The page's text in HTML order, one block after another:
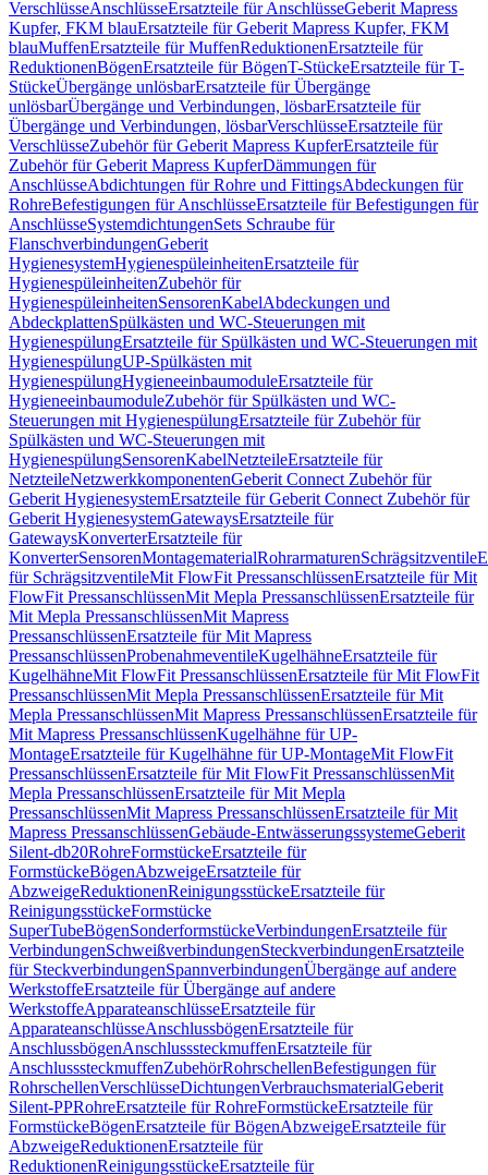
VerschlüsseAnschlüsseErsatzteile für AnschlüsseGeberit Mapress
Kupfer, FKM blauErsatzteile für Geberit Mapress Kupfer, FKM
blauMuffenErsatzteile für MuffenReduktionenErsatzteile für
ReduktionenBögenErsatzteile für BögenT-StückeErsatzteile für T-
StückeÜbergänge unlösbarErsatzteile für Übergänge
unlösbarÜbergänge und Verbindungen, lösbarErsatzteile für
Übergänge und Verbindungen, lösbarVerschlüsseErsatzteile für
VerschlüsseZubehör für Geberit Mapress KupferErsatzteile für
Zubehör für Geberit Mapress KupferDämmungen für
AnschlüsseAbdichtungen für Rohre und FittingsAbdeckungen für
RohreBefestigungen für AnschlüsseErsatzteile für Befestigungen für
AnschlüsseSystemdichtungenSets Schraube für
FlanschverbindungenGeberit
HygienesystemHygienespüleinheitenErsatzteile für
HygienespüleinheitenZubehör für
HygienespüleinheitenSensorenKabelAbdeckungen und
AbdeckplattenSpülkästen und WC-Steuerungen mit
HygienespülungErsatzteile für Spülkästen und WC-Steuerungen mit
HygienespülungUP-Spülkästen mit
HygienespülungHygieneeinbaumoduleErsatzteile für
HygieneeinbaumoduleZubehör für Spülkästen und WC-
Steuerungen mit HygienespülungErsatzteile für Zubehör für
Spülkästen und WC-Steuerungen mit
HygienespülungSensorenKabelNetzteileErsatzteile für
NetzteileNetzwerkkomponentenGeberit Connect Zubehör für
Geberit HygienesystemErsatzteile für Geberit Connect Zubehör für
Geberit HygienesystemGatewaysErsatzteile für
GatewaysKonverterErsatzteile für
KonverterSensorenMontagematerialRohrarmaturenSchrägsitzventile
für SchrägsitzventileMit FlowFit PressanschlüssenErsatzteile für Mit
FlowFit PressanschlüssenMit Mepla PressanschlüssenErsatzteile für
Mit Mepla PressanschlüssenMit Mapress
PressanschlüssenErsatzteile für Mit Mapress
PressanschlüssenProbenahmeventileKugelhähneErsatzteile für
KugelhähneMit FlowFit PressanschlüssenErsatzteile für Mit FlowFit
PressanschlüssenMit Mepla PressanschlüssenErsatzteile für Mit
Mepla PressanschlüssenMit Mapress PressanschlüssenErsatzteile für
Mit Mapress PressanschlüssenKugelhähne für UP-
MontageErsatzteile für Kugelhähne für UP-MontageMit FlowFit
PressanschlüssenErsatzteile für Mit FlowFit PressanschlüssenMit
Mepla PressanschlüssenErsatzteile für Mit Mepla
PressanschlüssenMit Mapress PressanschlüssenErsatzteile für Mit
Mapress PressanschlüssenGebäude-EntwässerungssystemeGeberit
Silent-db20RohreFormstückeErsatzteile für
FormstückeBögenAbzweigeErsatzteile für
AbzweigeReduktionenReinigungsstückeErsatzteile für
ReinigungsstückeFormstücke
SuperTubeBögenSonderformstückeVerbindungenErsatzteile für
VerbindungenSchweißverbindungenSteckverbindungenErsatzteile
für SteckverbindungenSpannverbindungenÜbergänge auf andere
WerkstoffeErsatzteile für Übergänge auf andere
WerkstoffeApparateanschlüsseErsatzteile für
ApparateanschlüsseAnschlussbögenErsatzteile für
AnschlussbögenAnschlusssteckmuffenErsatzteile für
AnschlusssteckmuffenZubehörRohrschellenBefestigungen für
RohrschellenVerschlüsseDichtungenVerbrauchsmaterialGeberit
Silent-PPRohreErsatzteile für RohreFormstückeErsatzteile für
FormstückeBögenErsatzteile für BögenAbzweigeErsatzteile für
AbzweigeReduktionenErsatzteile für
ReduktionenReinigungsstückeErsatzteile für